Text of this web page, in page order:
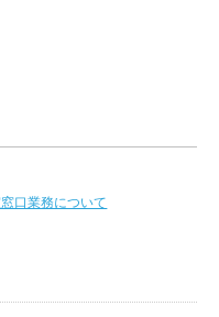
口業務について